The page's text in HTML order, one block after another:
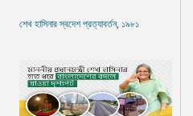
শেখ হাসিনার স্বদেশ প্রত্যাবর্তন, ১৯৮১